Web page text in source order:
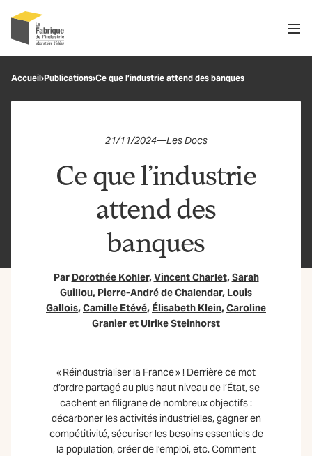
Recherche
Accueil›Publications›Ce que l’industrie attend des banques
21/11/2024—Les Docs
Ce que l’industrie
attend des
banques
Par Dorothée Kohler,Vincent Charlet,Sarah
Guillou, Pierre-André de Chalendar, Louis
Gallois,Camille Etévé, Élisabeth Klein,Caroline
Granieret Ulrike Steinhorst
« Réindustrialiser la France » ! Derrière ce mot
d’ordre partagé au plus haut niveau de l’État, se
cachent en filigrane de nombreux objectifs :
décarboner les activités industrielles, gagner en
compétitivité, sécuriser les besoins essentiels de
la population, créer de l’emploi, etc. Comment